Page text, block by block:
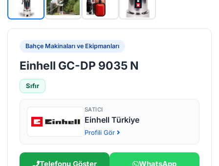
Bahçe Makinaları ve Ekipmanları
Einhell GC-DP 9035 N
Sıfır
SATICI
Einhell Türkiye
Profili Gör
Telefonu Göster WhatsApp